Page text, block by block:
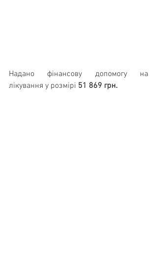
Надано фінансову допомогу на
лікування у розмірі 51 869 грн.